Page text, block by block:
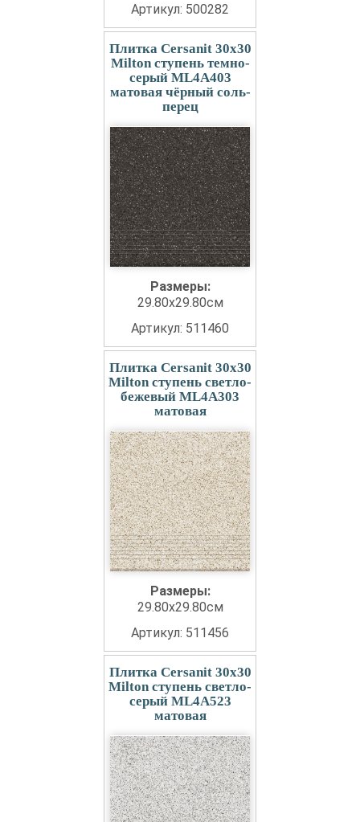
Артикул: 500282
Плитка Cersanit 30x30
Milton ступень темно-
серый ML4A403
матовая чёрный соль-
перец
Размеры:
29.80x29.80см
Артикул: 511460
Плитка Cersanit 30x30
Milton ступень светло-
бежевый ML4A303
матовая
Размеры:
29.80x29.80см
Артикул: 511456
Плитка Cersanit 30x30
Milton ступень светло-
серый ML4A523
матовая